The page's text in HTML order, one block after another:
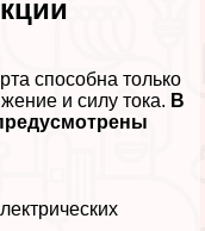
способна только
и силу тока. В